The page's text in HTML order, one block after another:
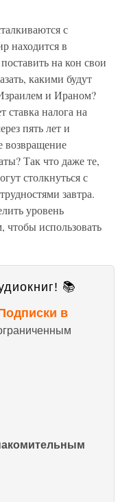
с
находится в
на кон свои
какими будут
и Ираном?
ставка налога на
пять лет и
Так что даже те,
столкнуться с
завтра.
уровень
чтобы использовать
📚
в